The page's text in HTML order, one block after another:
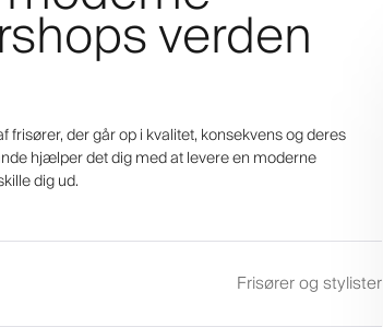
verden
frisører, der går op i kvalitet, konsekvens og deres
hjælper det dig med at levere en moderne
dig ud.
Frisører og stylister